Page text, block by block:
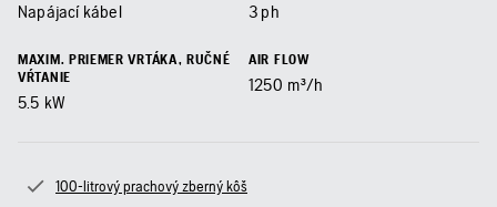
Napájací kábel 3 ph
MAXIM. PRIEMER VRTÁKA, RUČNÉ
VŔTANIE
5.5 kW
AIR FLOW
1250 m³/h
100-litrový prachový zberný kôš